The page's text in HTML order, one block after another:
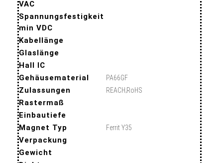
VAC
Spannungsfestigkeit
min VDC
Kabellänge
Glaslänge
Hall IC
Gehäusematerial
PA66GF
Zulassungen REACH;RoHS
Rastermaß
Einbautiefe
Magnet Typ
Ferrit Y35
Verpackung
Gewicht